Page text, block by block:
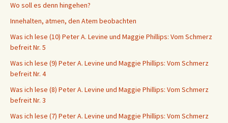
Wo soll es denn hingehen?
Innehalten, atmen, den Atem beobachten
Was ich lese (10) Peter A. Levine und Maggie Phillips: Vom Schmerz
befreit Nr. 5
Was ich lese (9) Peter A. Levine und Maggie Phillips: Vom Schmerz
befreit Nr. 4
Was ich lese (8) Peter A. Levine und Maggie Phillips: Vom Schmerz
befreit Nr. 3
Was ich lese (7) Peter A. Levine und Maggie Phillips: Vom Schmerz